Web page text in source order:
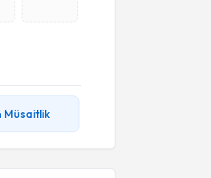
Müsaitlik